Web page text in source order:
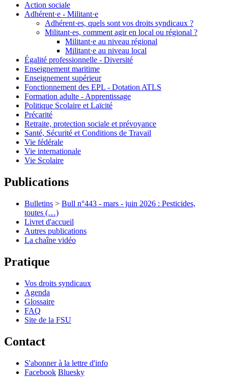
Action sociale
Adhérent·e - Militant·e
Adhérent·es, quels sont vos droits syndicaux ?
Militant·es, comment agir en local ou régional ?
Militant·e au niveau régional
Militant·e au niveau local
Égalité professionnelle - Diversité
Enseignement maritime
Enseignement supérieur
Fonctionnement des EPL - Dotation ATLS
Formation adulte - Apprentissage
Politique Scolaire et Laïcité
Précarité
Retraite, protection sociale et prévoyance
Santé, Sécurité et Conditions de Travail
Vie fédérale
Vie internationale
Vie Scolaire
Publications
Bulletins > Bull n°443 - mars - juin 2026 : Pesticides,
toutes (…)
Livret d'accueil
Autres publications
La chaîne vidéo
Pratique
Vos droits syndicaux
Agenda
Glossaire
FAQ
Site de la FSU
Contact
S'abonner à la lettre d'info
Facebook Bluesky